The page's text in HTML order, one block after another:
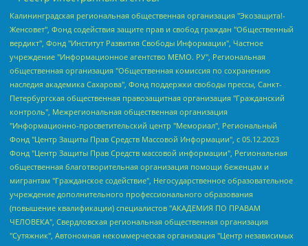
Калининградская региональная общественная организация "Экозащита!-Женсовет", Фонд содействия защите прав и свобод граждан "Общественный вердикт", Фонд "Институт Развития Свободы Информации", Частное учреждение "Информационное агентство МЕМО. РУ", Региональная общественная организация "Общественная комиссия по сохранению наследия академика Сахарова", Фонд поддержки свободы прессы, Санкт-Петербургская общественная правозащитная организация "Гражданский контроль", Межрегиональная общественная организация "Информационно-просветительский центр "Мемориал", Региональный Фонд "Центр Защиты Прав Средств Массовой Информации", с 05.12.2023 Фонд "Центр Защиты Прав Средств массовой информации", Региональная общественная благотворительная организация помощи беженцам и мигрантам "Гражданское содействие", Негосударственное образовательное учреждение дополнительного профессионального образования (повышение квалификации) специалистов "АКАДЕМИЯ ПО ПРАВАМ ЧЕЛОВЕКА", Свердловская региональная общественная организация "Сутяжник", Автономная некоммерческая организация "Центр независимых социологических исследований", Союз общественных объединений "Российский исследовательский центр по правам человека", Региональное общественное учреждение научно-информационный центр "МЕМОРИАЛ", Некоммерческая организация "Фонд защиты гласности", Автономная некоммерческая организация "Институт прав человека", Городская общественная организация "Екатеринбургское общество "МЕМОРИАЛ", Городская общественная организация "Рязанское историко-просветительское и правозащитное общество "Мемориал" (Рязанский Мемориал), Челябинский региональный орган общественной самодеятельности – женское общественное объединение "Женщины Евразии", Челябинский региональный орган общественной самодеятельности "Уральская правозащитная группа", Фонд содействия защите здоровья и социальной справедливости имени Андрея Рылькова, Автономная Некоммерческая Организация "Аналитический Центр Юрия Левады", Автономная некоммерческая организация социальной поддержки населения "Проект Апрель", Региональная общественная организация помощи женщинам и детям, находящимся в кризисной ситуации "Информационно-методический центр "Анна", Фонд содействия развитию массовых коммуникаций и правовому просвещению "Так-так-Так", Фонд содействия устойчивому развитию "Серебряная тайга", Свердловский региональный общественный фонд социальных проектов "Новое время", "Idel.Реалии", Кавказ.Реалии, Крым.Реалии, Телеканал Настоящее Время, Татаро-башкирская служба Радио Свобода (Azatliq Radiosi), Радио Свободная Европа/Радио Свобода (PCE/PC), "Сибирь.Реалии", "Фактограф", Благотворительный фонд помощи осужденным и их семьям, Автономная некоммерческая организация "Институт глобализации и социальных движений", Фонд "В защиту прав заключенных", Частное учреждение "Центр поддержки и содействия развитию средств массовой информации", Пензенский региональный общественный благотворительный фонд "Гражданский союз", "Север.Реалии", Некоммерческая организация Фонд "Правовая инициатива", Общество с ограниченной ответственностью "Радио Свободная Европа/Радио Свобода", Чешское информационное агентство "MEDIUM-ORIENT", Красноярская региональная общественная организация "Мы против СПИДа", Камалягин Денис Николаевич, Маркелов Сергей Евгеньевич, Пономарев Лев Александрович, Савицкая Людмила Алексеевна, Автономная некоммерческая организация "Центр по работе с проблемой насилия "НАСИЛИЮ.НЕТ", Межрегиональный профессиональный союз работников здравоохранения "Альянс врачей", Юридическое лицо, зарегистрированное в Латвийской Республике, SIA "Medusa Project" (регистрационный номер 40103797863, дата регистрации 10.06.2014), Некоммерческая организация "Фонд по борьбе с коррупцией", Автономная некоммерческая организация "Институт права и публичной политики", Баданин Роман Сергеевич, Гликин Максим Александрович, Железнова Мария Михайловна, Лукьянова Юлия Сергеевна, Маетная Елизавета Витальевна, Маняхин Петр Борисович, Чуракова Ольга Владимировна, Ярош Юлия Петровна, Юридическое лицо "The Insider SIA", зарегистрированное в Риге, Латвийская Республика (дата регистрации 26.06.2015), являющееся администратором доменного имени интернет-издания "The Insider SIA", https://theins.ru, Постернак Алексей Евгеньевич, Рубин Михаил Аркадьевич, Анин Роман Александрович, Юридическое лицо Istories fonds, зарегистрированное в Латвийской Республике (регистрационный номер 50008295751, дата регистрации 24.02.2020), Великовский Дмитрий Александрович, Долинина Ирина Николаевна, Мароховская Алеся Алексеевна, Шлейнов Роман Юрьевич, Шмагун Олеся Валентиновна, Общество с ограниченной ответственностью "Альтаир 2021", Общество с ограниченной ответственностью "Вега 2021", Общество с ограниченной ответственностью "Главный редактор 2021", Общество с ограниченной ответственностью "Ромашки монолит", Важенков Артем Валерьевич, Ивановская областная общественная организация "Центр гендерных исследований", Гурман Юрий Альбертович, Медиапроект "ОВД-Инфо", Егоров Владимир Владимирович, Жилинский Владимир Александрович, Общество с ограниченной ответственностью "ЗП", Иванова София Юрьевна, Карезина Инна Павловна, Кильтау Екатерина Викторовна, Петров Алексей Викторович, Пискунов Сергей Евгеньевич, Смирнов Сергей Сергеевич, Тихонов Михаил Сергеевич, Общество с ограниченной ответственностью "ЖУРНАЛИСТ-ИНОСТРАННЫЙ АГЕНТ", Арапова Галина Юрьевна, Вольтская Татьяна Анатольевна, Американская компания "Mason G.E.S. Anonymous Foundation" (США), являющаяся владельцем интернет-издания https://mnews.world/, Компания "Stichting Bellingcat", зарегистрированная в Нидерландах (дата регистрации 11.07.2018), Захаров Андрей Вячеславович, Клепиковская Екатерина Дмитриевна, Общество с ограниченной ответственностью "МЕМО", Перл Роман Александрович, Симонов Евгений Алексеевич, Соловьева Елена Анатольевна, Сотников Даниил Владимирович, Сурначева Елизавета Дмитриевна, Автономная некоммерческая организация по защите прав человека и информированию населения "Якутия – Наше Мнение", Общество с ограниченной ответственностью "Москоу диджитал медиа", с 26.01.2023 Общество с ограниченной ответственностью "Чайка Белые сады", Ветошкина Валерия Валерьевна, Заговора Максим Александрович, Межрегиональное общественное движение "Российская ЛГБТ - сеть", Оленичев Максим Владимирович, Павлов Иван Юрьевич, Скворцова Елена Сергеевна, Общество с ограниченной ответственностью "Как бы инагент", Кочетков Игорь Викторович, Общество с ограниченной ответственностью "Честные выборы", Еланчик Олег Александрович, Общество с ограниченной ответственностью "Нобелевский призыв", Гималова Регина Эмилевна, Григорьев Андрей Валерьевич, Григорьева Алина Александровна, Ассоциация по содействию защите прав призывников, альтернативнослужащих и военнослужащих "Правозащитная группа "Гражданин.Армия.Право", Хисамова Регина Фаритовна, Автономная некоммерческая организация по реализации социально-правовых программ "Лилит", Дальневосточное общественное движение "Маяк", Санкт-Петербургская ЛГБТ-инициативная группа "Выход", Инициативная группа ЛГБТ+ "Реверс", Алексеев Андрей Викторович, Бекбулатова Таисия Львовна, Беляев Иван Михайлович, Владыкина Елена Сергеевна, Гельман Марат Александрович, Никульшина Вероника Юрьевна, Толоконникова Надежда Андреевна, Шендерович Виктор Анатольевич, Общество с ограниченной ответственностью "Данное сообщение", Общество с ограниченной ответственностью Издательский дом "Новая глава", Айнбиндер Александра Александровна, Московский комьюнити-центр для ЛГБТ+инициатив, Благотворительный фонд развития филантропии, Deutsche Welle (Германия, Kurt-Schumacher-Strasse 3, 53113 Bonn), Борзунова Мария Михайловна, Воробьев Виктор Викторович, Голубева Анна Львовна, Константинова Алла Михайловна, Малкова Ирина Владимировна, Мурадов Мурад Абдулгалимович, Осетинская Елизавета Николаевна, Понасенков Евгений Николаевич, Ганапольский Матвей Юрьевич, Киселев Евгений Алексеевич, Борухович Ирина Григорьевна, Дремин Иван Тимофеевич, Дубровский Дмитрий Викторович, Красноярская региональная общественная организация поддержки и развития альтернативных образовательных технологий и межкультурных коммуникаций "ИНТЕРРА", Маяковская Екатерина Алексеевна, Фейгин Марк Захарович, Филимонов Андрей Викторович, Дзугкоева Регина Николаевна, Доброхотов Роман Александрович, Дудь Юрий Александрович, Елкин Сергей Владимирович, Кругликов Кирилл Игоревич, Сабунаева Мария Леонидовна, Семенов Алексей Владимирович, Шаинян Карен Багратович, Шульман Екатерина Михайловна, Асафьев Артур Валерьевич, Вахштайн Виктор Семенович, Венедиктов Алексей Алексеевич, Лушникова Екатерина Евгеньевна, Волков Леонид Михайлович, Невзоров Александр Глебович, Пархоменко Сергей Борисович, Сироткин Ярослав Николаевич, Кара-Мурза Владимир Владимирович, Баранова Наталья Владимировна, Гозман Леонид Яковлевич, Кагарлицкий Борис Юльевич, Климарев Михаил Валерьевич, Милов Владимир Станиславович, Автономная некоммерческая организация Краснодарский центр современного искусства "Типография", Моргенштерн Алишер Тагирович, Соболь Любовь Эдуардовна, Общество с ограниченной ответственностью "ЛИЗА НОРМ", Каспаров Гарри Кимович, Ходорковский Михаил Борисович, Общество с ограниченной ответственностью "Апрельские тезисы", Данилович Ирина Брониславовна, Кашин Олег Владимирович, Петров Николай Владимирович, Пивоваров Алексей Владимирович, Соколов Михаил Владимирович, Цветкова Юлия Владимировна, Чичваркин Евгений Александрович, Комитет против пыток/Команда против пыток, Общество с ограниченной ответственностью "Первый научный", Общество с ограниченной ответственностью "Вертолет и ко", Белоцерковская Вероника Борисовна, Кац Максим Евгеньевич, Лазарева Татьяна Юрьевна, Шаведдинов Руслан Табризович, Яшин Илья Валерьевич, Общество с ограниченной ответственностью "Иноагент ААВ", Алешковский Дмитрий Петрович, Альбац Евгения Марковна, Быков Дмитрий Львович, Галямина Юлия Евгеньевна, Лойко Сергей Леонидович, Мартынов Кирилл Константинович, Медведев Сергей Александрович, Крашенинников Федор Геннадиевич, Гордеева Катерина Вл